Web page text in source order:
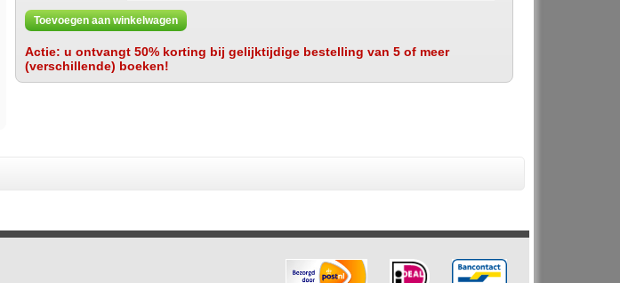
Toevoegen aan winkelwagen
Actie: u ontvangt 50% korting bij gelijktijdige bestelling van 5 of meer
(verschillende) boeken!